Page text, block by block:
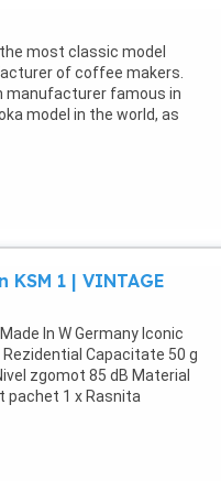
most classic model
of coffee makers.
manufacturer famous in
model in the world, as
1 | VINTAGE
In W Germany Iconic
Capacitate 50 g
zgomot 85 dB Material
pachet 1 x Rasnita